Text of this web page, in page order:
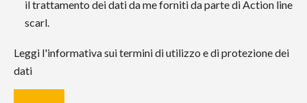
il trattamento dei dati da me forniti da parte di Action line
scarl.
Leggi l'informativa sui termini di utilizzo e di protezione dei
dati